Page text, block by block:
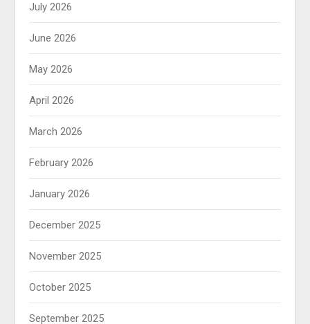
July 2026
June 2026
May 2026
April 2026
March 2026
February 2026
January 2026
December 2025
November 2025
October 2025
September 2025